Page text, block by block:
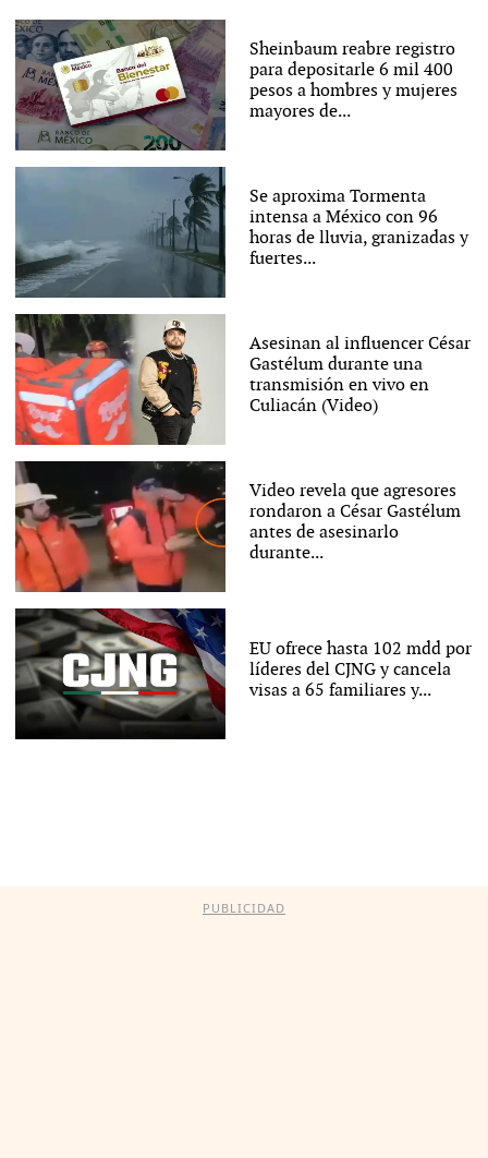
Sheinbaum reabre registro
para depositarle 6 mil 400
pesos a hombres y mujeres
mayores de...
Se aproxima Tormenta
intensa a México con 96
horas de lluvia, granizadas y
fuertes...
Asesinan al influencer César
Gastélum durante una
transmisión en vivo en
Culiacán (Video)
Video revela que agresores
rondaron a César Gastélum
antes de asesinarlo
durante...
EU ofrece hasta 102 mdd por
líderes del CJNG y cancela
visas a 65 familiares y...
PUBLICIDAD